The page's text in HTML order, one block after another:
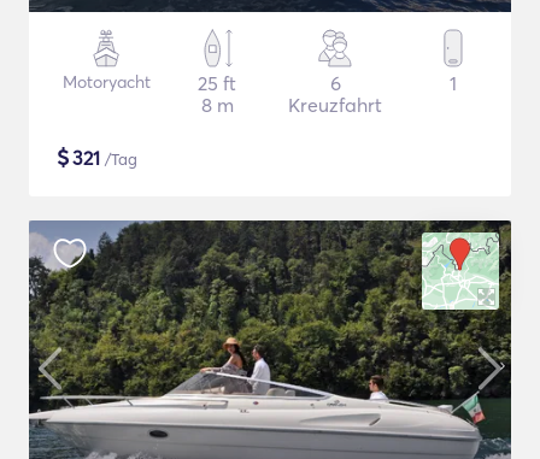
Motoryacht
25 ft
8 m
6
Kreuzfahrt
1
$321 /Tag